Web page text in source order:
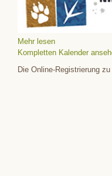
Mehr lesen
Kompletten Kalender
Die Online-Registrierung